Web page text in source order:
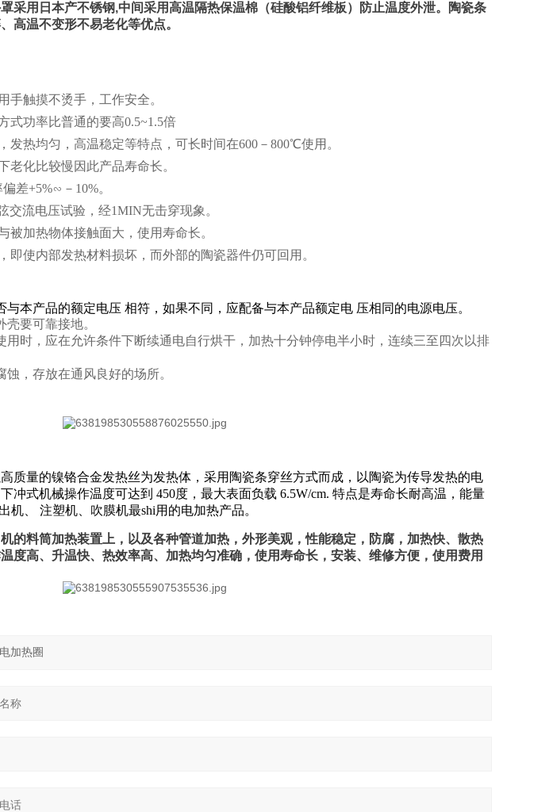
采用日本产不锈钢,中间采用高温隔热保温棉（硅酸铝纤维板）防止温度外泄。陶瓷条
高温不变形不易老化等优点。
手触摸不烫手，工作安全。
式功率比普通的要高0.5~1.5倍
发热均匀，高温稳定等特点，可长时间在600－800℃使用。
老化比较慢因此产品寿命长。
差+5%∽－10%。
交流电压试验，经1MIN无击穿现象。
被加热物体接触面大，使用寿命长。
即使内部发热材料损坏，而外部的陶瓷器件仍可回用。
本产品的额定电压 相符，如果不同，应配备与本产品额定电 压相同的电源电压。
要可靠接地。
用时，应在允许条件下断续通电自行烘干，加热十分钟停电半小时，连续三至四次以排
，存放在通风良好的场所。
质量的镍铬合金发热丝为发热体，采用陶瓷条穿丝方式而成，以陶瓷为传导发热的电
冲式机械操作温度可达到 450度，最大表面负载 6.5W/cm. 特点是寿命长耐高温，能量
机、 注塑机、吹膜机最shi用的电加热产品。
的料筒加热装置上，以及各种管道加热，外形美观，性能稳定，防腐，加热快、散热
度高、升温快、热效率高、加热均匀准确，使用寿命长，安装、维修方便，使用费用